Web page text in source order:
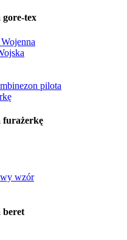
gore-tex
pilota
furażerkę
wzór
beret